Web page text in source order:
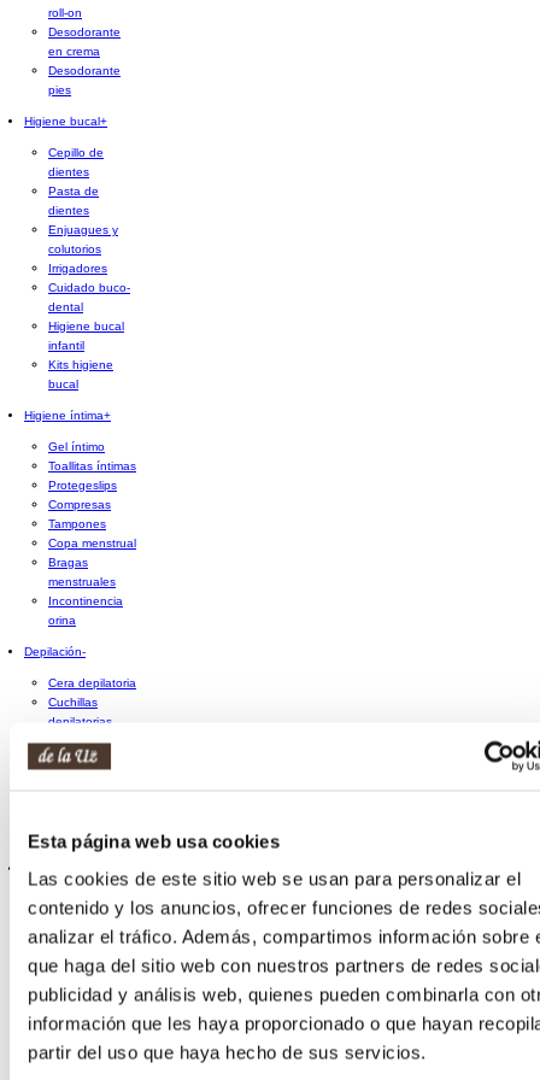
Esta página web usa cookies
Las cookies de este sitio web se usan para personalizar el
contenido y los anuncios, ofrecer funciones de redes
analizar el tráfico. Además, compartimos información sobre
que haga del sitio web con nuestros partners de redes
publicidad y análisis web, quienes pueden combinarla con
información que les haya proporcionado o que hayan
partir del uso que haya hecho de sus servicios.
roll-on
Desodorante
en crema
Desodorante
pies
Higiene bucal+
Cepillo de
dientes
Pasta de
dientes
Enjuagues y
colutorios
Irrigadores
Cuidado buco-
dental
Higiene bucal
infantil
Kits higiene
bucal
Higiene íntima+
Gel íntimo
Toallitas íntimas
Protegeslips
Compresas
Tampones
Copa menstrual
Bragas
menstruales
Incontinencia
orina
Depilación-
Cera depilatoria
Cuchillas
depilatorias
Crema
depilatoria
vello
Limas
Tijeras y
cortaúñas
Herramientas
de manicura y
pedicura
Accesorios de
manicura y
pedicura